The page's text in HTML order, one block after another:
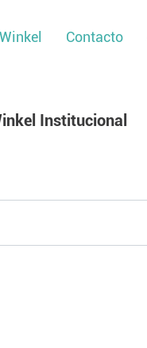
Contacto
Institucional